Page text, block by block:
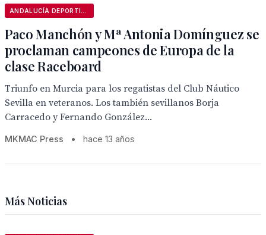
Paco Manchón y Mª Antonia Domínguez se
proclaman campeones de Europa de la
clase Raceboard
Triunfo en Murcia para los regatistas del Club Náutico
Sevilla en veteranos. Los también sevillanos Borja
Carracedo y Fernando González...
MKMAC Press • hace 13 años
Más Noticias